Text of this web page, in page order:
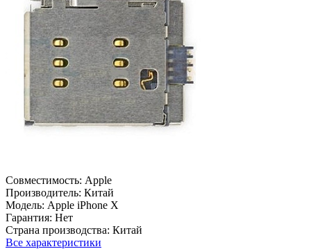
Совместимость: Apple
Производитель: Китай
Модель: Apple iPhone X
Гарантия: Нет
Страна производства: Китай
Все характеристики